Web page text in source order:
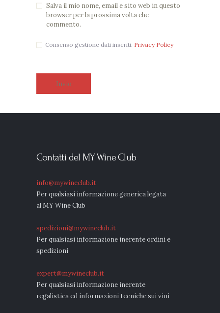
Salva il mio nome, email e sito web in questo
browser per la prossima volta che
commento.
Consenso gestione dati inseriti. Privacy Policy
Contatti del MY Wine Club
info@mywineclub.it
Per qualsiasi informazione generica legata
al MY Wine Club
spedizioni@mywineclub.it
Per qualsiasi informazione inerente ordini e
spedizioni
expert@mywineclub.it
Per qualsiasi informazione inerente
regalistica ed informazioni tecniche sui vini